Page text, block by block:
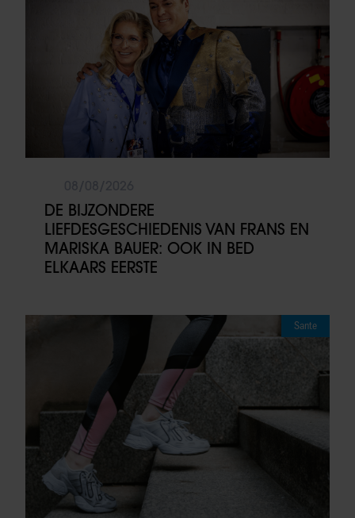
DE BIJZONDERE
LIEFDESGESCHIEDENIS VAN FRANS EN
MARISKA BAUER: OOK IN BED
ELKAARS EERSTE
Sante